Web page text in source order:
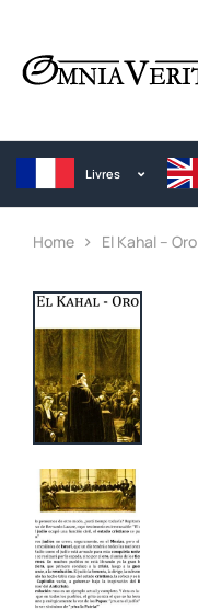
Livres
Home El Kahal – Oro